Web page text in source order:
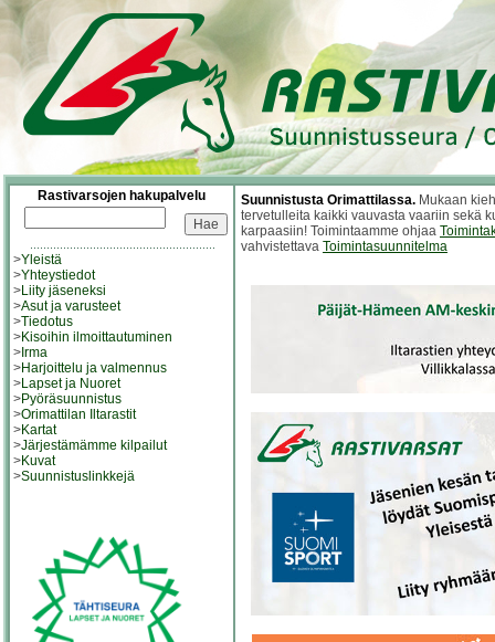
Rastivarsojen hakupalvelu
>Yleistä
>Yhteystiedot
>Liity jäseneksi
>Asut ja varusteet
>Tiedotus
>Kisoihin ilmoittautuminen
> Irma
>Harjoittelu ja valmennus
>Lapset ja Nuoret
>Pyöräsuunnistus
>Orimattilan Iltarastit
>Kartat
>Järjestämämme kilpailut
>Kuvat
>Suunnistuslinkkejä
Suunnistusta Orimattilassa. Mukaan
tervetulleita kaikki vauvasta vaariin sekä
karpaasiin! Toimintaamme ohjaa
vahvistettava Toimintasuunnitelma